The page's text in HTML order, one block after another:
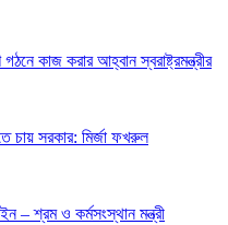
কাজ করার আহ্বান স্বরাষ্ট্রমন্ত্রীর
চায় সরকার: মির্জা ফখরুল
– শ্রম ও কর্মসংস্থান মন্ত্রী